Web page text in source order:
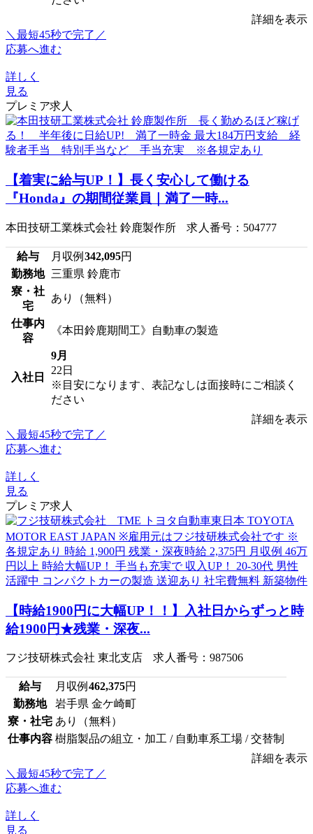
詳細を表示
＼最短45秒で完了／
応募へ進む
詳しく
見る
プレミア求人
【着実に給与UP！】長く安心して働ける
『Honda』の期間従業員｜満了一時...
本田技研工業株式会社 鈴鹿製作所 求人番号：504777
給与 月収例 342,095円
勤務地 三重県 鈴鹿市
寮・社
宅
あり（無料）
仕事内
容
《本田鈴鹿期間工》自動車の製造
入社日
9月
22日
※目安になります、表記なしは面接時にご相談く
ださい
詳細を表示
＼最短45秒で完了／
応募へ進む
詳しく
見る
プレミア求人
【時給1900円に大幅UP！！】入社日からずっと時
給1900円★残業・深夜...
フジ技研株式会社 東北支店 求人番号：987506
給与 月収例 462,375円
勤務地
岩手県 金ケ崎町
寮・社宅 あり（無料）
仕事内容 樹脂製品の組立・加工 / 自動車系工場 / 交替制
詳細を表示
＼最短45秒で完了／
応募へ進む
詳しく
見る